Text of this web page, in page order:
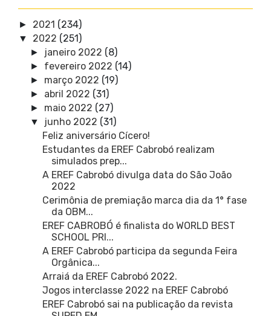
► 2021 (234)
▼ 2022 (251)
► janeiro 2022 (8)
► fevereiro 2022 (14)
► março 2022 (19)
► abril 2022 (31)
► maio 2022 (27)
▼ junho 2022 (31)
Feliz aniversário Cícero!
Estudantes da EREF Cabrobó realizam
simulados prep...
A EREF Cabrobó divulga data do São João
2022
Cerimônia de premiação marca dia da 1° fase
da OBM...
EREF CABROBÓ é finalista do WORLD BEST
SCHOOL PRI...
A EREF Cabrobó participa da segunda Feira
Orgânica...
Arraiá da EREF Cabrobó 2022.
Jogos interclasse 2022 na EREF Cabrobó
EREF Cabrobó sai na publicação da revista